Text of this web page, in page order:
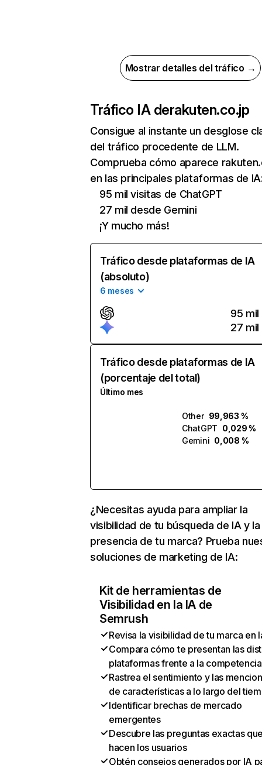
Mostrar detalles del tráfico →
Tráfico IA derakuten.co.jp
Consigue al instante un desglose
del tráfico procedente de LLM.
Comprueba cómo aparece
en las principales plataformas de
95 mil visitas de ChatGPT
27 mil desde Gemini
¡Y mucho más!
Tráfico desde plataformas de IA
(absoluto)
6 meses
95 mil
27 mil
Tráfico desde plataformas de IA
(porcentaje del total)
Último mes
Other 99,963 %
ChatGPT 0,029 %
Gemini 0,008 %
¿Necesitas ayuda para ampliar la
visibilidad de tu búsqueda de IA y la
presencia de tu marca? Prueba
soluciones de marketing de IA:
Kit de herramientas de
Visibilidad en la IA de
Semrush
Revisa la visibilidad de tu marca en
Compara cómo te presentan las
plataformas frente a la competencia
Rastrea el sentimiento y las
de características a lo largo del
Identificar brechas de mercado
emergentes
Descubre las preguntas exactas
hacen los usuarios
Obtén consejos generados por IA